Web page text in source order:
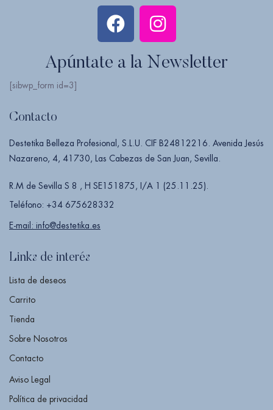
Apúntate a la Newsletter
[sibwp_form id=3]
Contacto
Destetika Belleza Profesional, S.L.U. CIF B24812216. Avenida Jesús
Nazareno, 4, 41730, Las Cabezas de San Juan, Sevilla.
R.M de Sevilla S 8 , H SE151875, I/A 1 (25.11.25).
Teléfono: +34 675628332
E-mail: info@destetika.es
Links de interés
Lista de deseos
Carrito
Tienda
Sobre Nosotros
Contacto
Aviso Legal
Política de privacidad